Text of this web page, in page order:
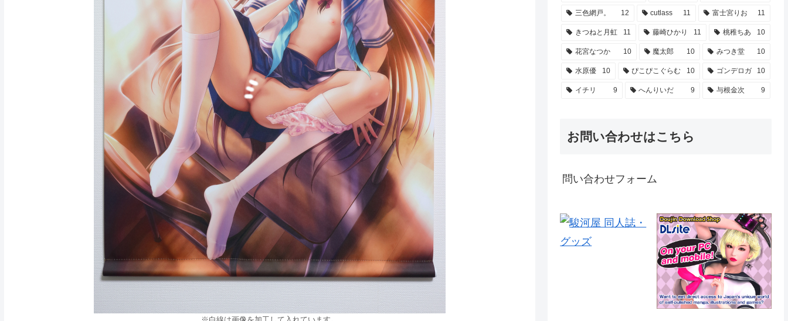
三色網戸。 12 cutlass 11 富士宮りお 11
きつねと月虹 11 藤崎ひかり 11 桃稚ちあ 10
花宮なつか 10 魔太郎 10 みつき堂 10
水原優 10 ぴこぴこぐらむ 10 ゴンデロガ 10
イチリ 9 へんりいだ 9 与根金次 9
お問い合わせはこちら
問い合わせフォーム